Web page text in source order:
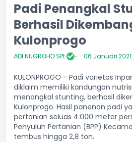
Padi Penangkal
Berhasil
Kulonprogo
ADI NUGROHO SPt 06 Januari
KULONPROGO - Padi varietas
diklaim memiliki kandungan
menangkal stunting, berhasil
Kulonprogo. Hasil panenan padi
pertanian seluas 4.000 meter
Penyuluh Pertanian (BPP)
tembus hingga 2,8 ton.